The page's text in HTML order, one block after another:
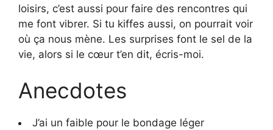
loisirs, c’est aussi pour faire des rencontres qui
me font vibrer. Si tu kiffes aussi, on pourrait voir
où ça nous mène. Les surprises font le sel de la
vie, alors si le cœur t’en dit, écris-moi.
Anecdotes
J’ai un faible pour le bondage léger